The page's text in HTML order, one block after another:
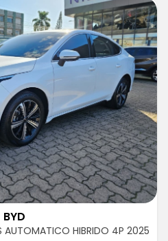
BYD
AUTOMATICO HIBRIDO 4P 2025